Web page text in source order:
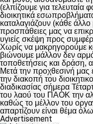
(ελπίζουμε για
διοικητικά
καταλαγιάζουν (κάθε
προσπάθειες μας να
υγιείς σκέψη προς
Χωρίς να μακρηγορούμε
βιώνουμε μάλλον δεν
τοποθετήσεις και δράση,
Μετά την προχθεσινή
την διακοπή του
διαδικασίας σήμερα
του λαού του ΠΑΟΚ την
καθώς το μέλλον του
απαρτίζουν είναι θέμα
Advertisement